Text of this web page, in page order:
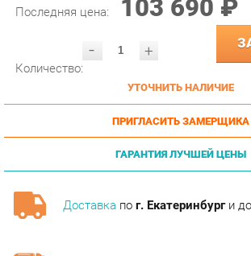
-
УТОЧНИТЬ НАЛИЧИЕ
ПРИГЛАСИТЬ ЗАМЕРЩИКА
ГАРАНТИЯ ЛУЧШЕЙ ЦЕНЫ
Доставкапог. Екатеринбурги до